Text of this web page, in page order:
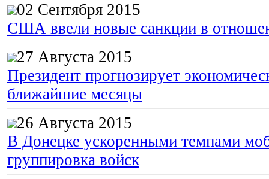
02 Сентября 2015
США ввели новые санкции в
27 Августа 2015
Президент прогнозирует
ближайшие месяцы
26 Августа 2015
В Донецке ускоренными темпами
группировка войск